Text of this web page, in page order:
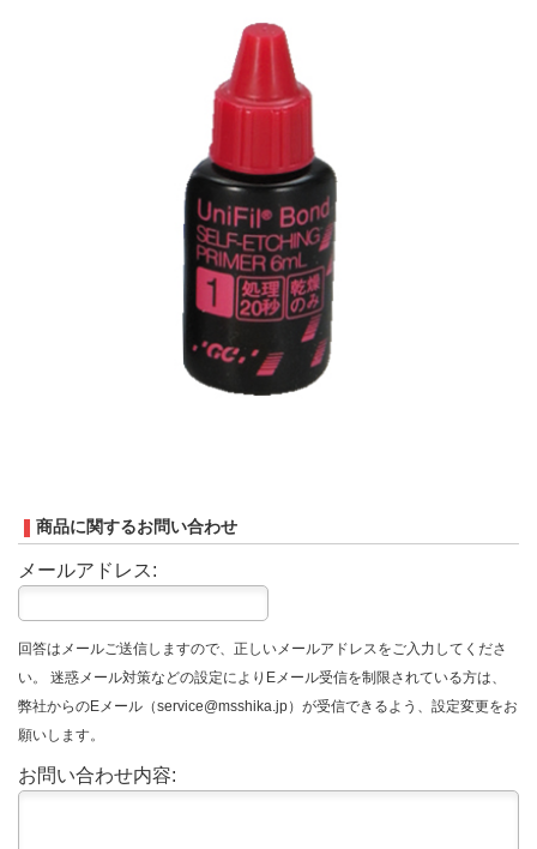
商品に関するお問い合わせ
メールアドレス:
回答はメールご送信しますので、正しいメールアドレスをご入力してくださ
い。 迷惑メール対策などの設定によりEメール受信を制限されている方は、
弊社からのEメール（service@msshika.jp）が受信できるよう、設定変更をお
願いします。
お問い合わせ内容: